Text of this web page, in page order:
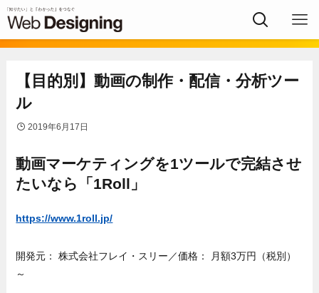
【目的別】動画の制作・配信・分析ツー
ル
2019年6月17日
動画マーケティングを1ツールで完結させ
たいなら「1Roll」
https://www.1roll.jp/
開発元： 株式会社フレイ・スリー／価格： 月額3万円（税別）
～